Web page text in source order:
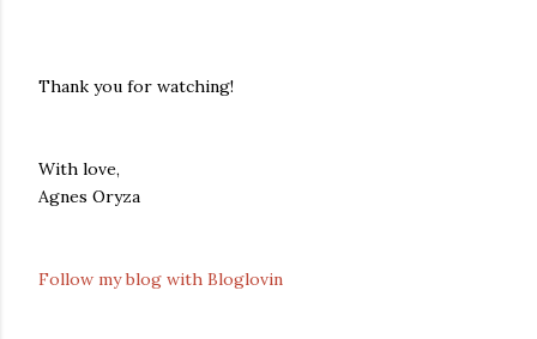
Thank you for watching!
With love,
Agnes Oryza
Follow my blog with Bloglovin